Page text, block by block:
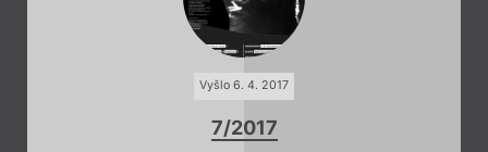
Vyšlo 6. 4. 2017
7/2017